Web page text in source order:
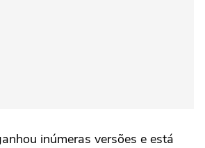
inúmeras versões e está